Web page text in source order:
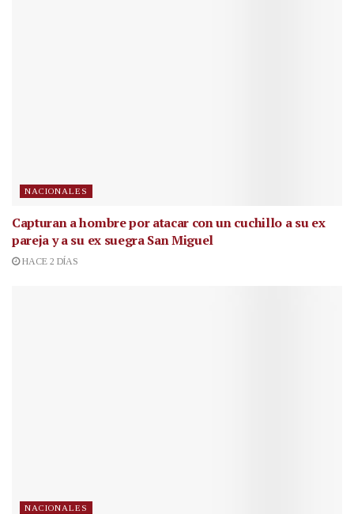
NACIONALES
Capturan a hombre por atacar con un cuchillo a su ex
pareja y a su ex suegra San Miguel
HACE 2 DÍAS
NACIONALES